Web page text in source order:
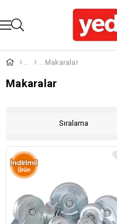
Makaralar
Makaralar
Sıralama